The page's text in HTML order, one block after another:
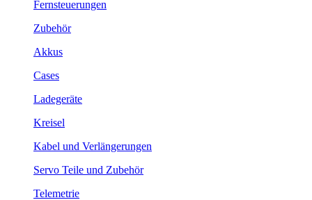
Fernsteuerungen
Zubehör
Akkus
Cases
Ladegeräte
Kreisel
Kabel und Verlängerungen
Servo Teile und Zubehör
Telemetrie